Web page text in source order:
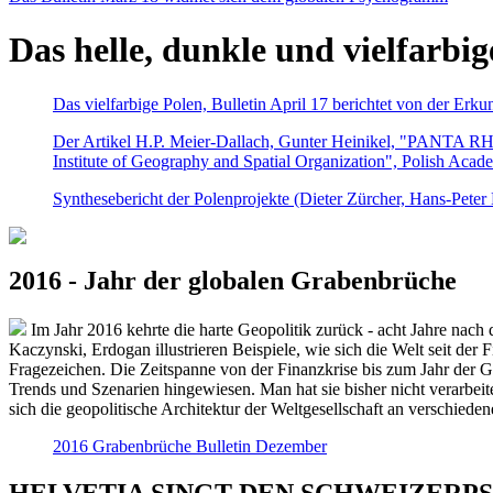
Das helle, dunkle und
Das vielfarbige Polen, Bulletin April 17 berichtet von der
Der Artikel H.P. Meier-Dallach, Gunter Heinikel, "PANTA
Institute of Geography and Spatial Organization", Polish
Synthesebericht der Polenprojekte (Dieter Zürcher, Hans-
2016 - Jahr der globalen Grabenbrüche
Im Jahr 2016 kehrte die harte Geopolitik zurück - acht Jahre
Kaczynski, Erdogan illustrieren Beispiele, wie sich die Welt seit der
Fragezeichen. Die Zeitspanne von der Finanzkrise bis zum Jahr der
Trends und Szenarien hingewiesen. Man hat sie bisher nicht
sich die geopolitische Architektur der Weltgesellschaft an
2016 Grabenbrüche Bulletin Dezember